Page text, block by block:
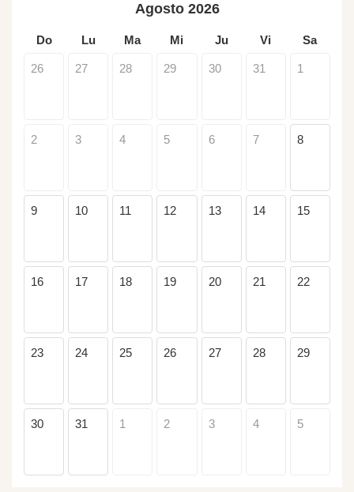
Agosto 2026
Do Lu Ma Mi Ju Vi Sa
26 27 28 29 30 31 1
2 3 4 5 6 7 8
9 10 11 12 13 14 15
16 17 18 19 20 21 22
23 24 25 26 27 28 29
30 31 1 2 3 4 5